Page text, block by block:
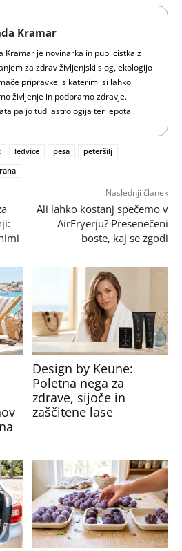
Kramar
Kramar je novinarka in publicistka z
za zdrav življenjski slog, ekologijo
pripravke, s katerimi si lahko
življenje in podpramo zdravje.
pa jo tudi astrologija ter lepota.
ledvice pesa
peteršilj
Naslednji članek
Ali lahko kostanj spečemo v
AirFryerju? Presenečeni
boste, kaj se zgodi
Design by Keune:
Poletna nega za
zdrave, sijoče in
zaščitene lase